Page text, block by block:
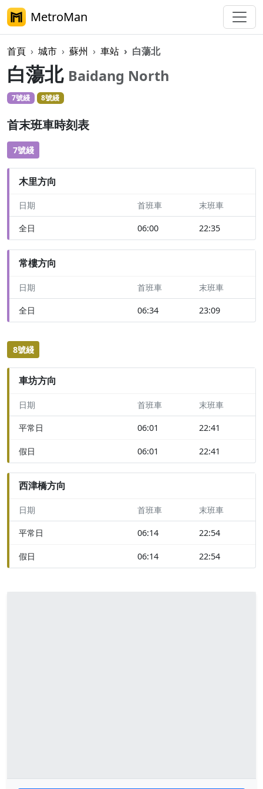
MetroMan
首頁 城市 蘇州 車站 白蕩北
白蕩北 Baidang North
7號綫 8號綫
首末班車時刻表
7號綫
木里方向
日期 首班車 末班車
全日 06:00 22:35
常樓方向
日期 首班車 末班車
全日 06:34 23:09
8號綫
車坊方向
日期 首班車 末班車
平常日 06:01 22:41
假日 06:01 22:41
西津橋方向
日期 首班車 末班車
平常日 06:14 22:54
假日 06:14 22:54